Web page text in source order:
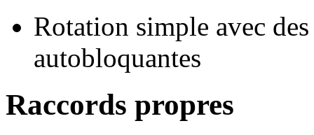
Rotation simple avec
autobloquantes
Raccords propres